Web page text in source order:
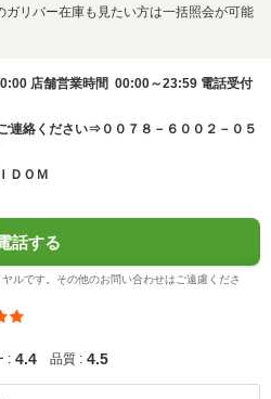
リバー在庫も見たい方は一括照会が可能
店舗営業時間 00:00～23:59 電話受付
絡ください⇒００７８－６００２－０５
ＤＯＭ
話する
ルです。その他のお問い合わせはご遠慮くださ
: 4.4 品質 : 4.5